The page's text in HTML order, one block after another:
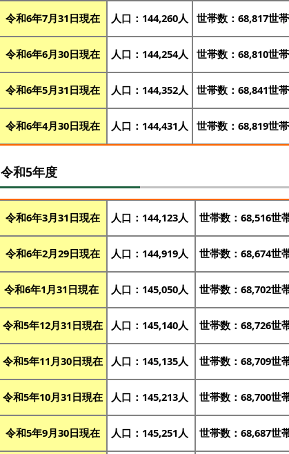
令和6年7月31日現在 人口：144,260人 世帯数：68,817世帯
令和6年6月30日現在 人口：144,254人 世帯数：68,810世帯
令和6年5月31日現在 人口：144,352人 世帯数：68,841世帯
令和6年4月30日現在 人口：144,431人 世帯数：68,819世帯
令和5年度
令和6年3月31日現在 人口：144,123人 世帯数：68,516世
令和6年2月29日現在 人口：144,919人 世帯数：68,674世
令和6年1月31日現在 人口：145,050人 世帯数：68,702世
令和5年12月31日現在 人口：145,140人 世帯数：68,726世
令和5年11月30日現在 人口：145,135人 世帯数：68,709世
令和5年10月31日現在 人口：145,213人 世帯数：68,700世
令和5年9月30日現在 人口：145,251人 世帯数：68,687世